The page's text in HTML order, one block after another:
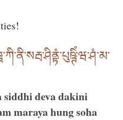
siddhi deva dakini
maraya hung soha